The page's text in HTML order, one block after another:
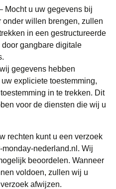
Mocht u uw gegevens bij
willen brengen, zullen
in een gestructureerde
gangbare digitale
gegevens hebben
expliciete toestemming,
in te trekken. Dit
voor de diensten die wij u
rechten kunt u een verzoek
nederland.nl. Wij
beoordelen. Wanneer
voldoen, zullen wij u
afwijzen.